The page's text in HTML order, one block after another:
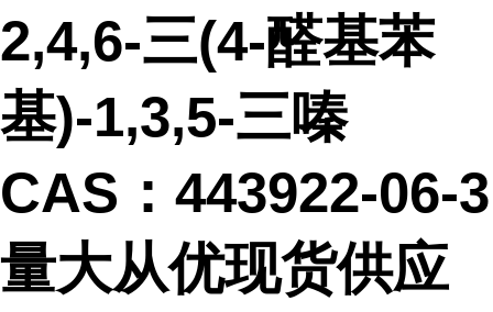
2,4,6-三(4-醛基苯
基)-1,3,5-三嗪
CAS：443922-06-3
量大从优现货供应